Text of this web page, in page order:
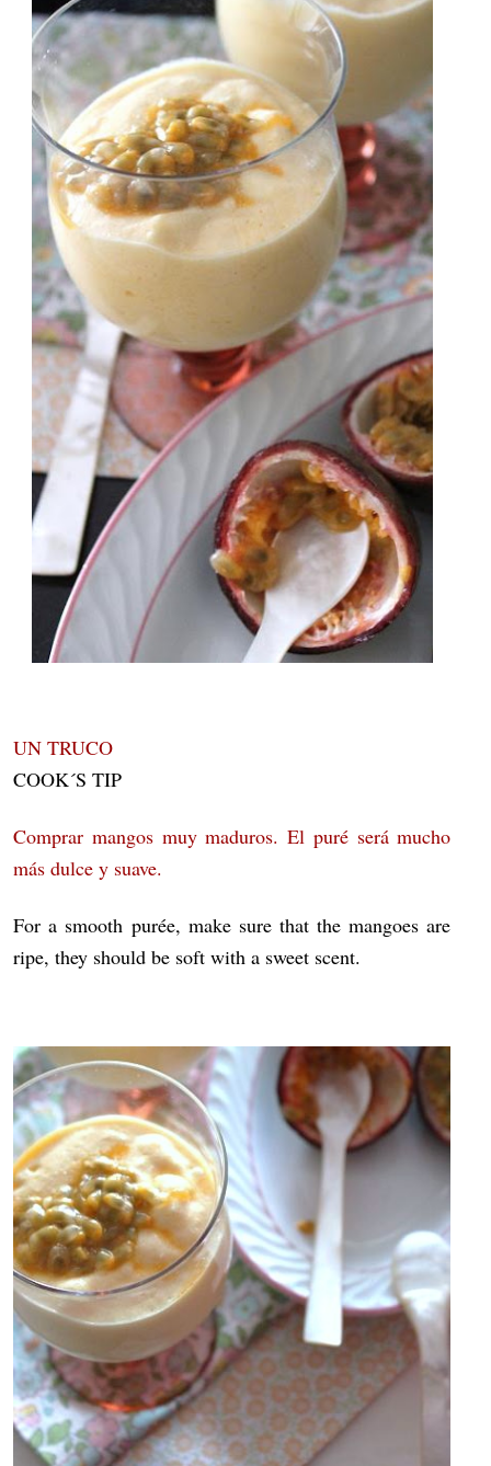
UN TRUCO
COOK´S TIP
Comprar mangos muy maduros. El puré será mucho
más dulce y suave.
For a smooth purée, make sure that the mangoes are
ripe, they should be soft with a sweet scent.